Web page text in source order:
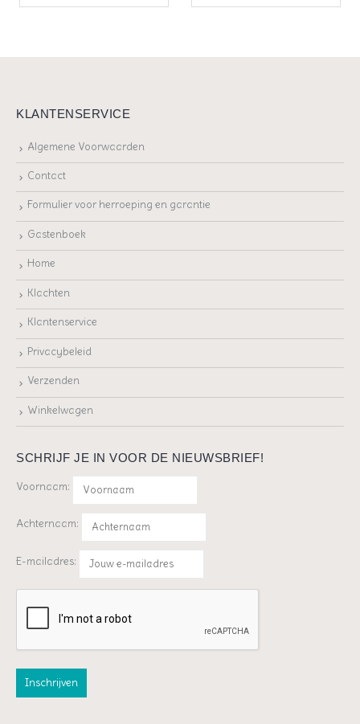
KLANTENSERVICE
Algemene Voorwaarden
Contact
Formulier voor herroeping en garantie
Gastenboek
Home
Klachten
Klantenservice
Privacybeleid
Verzenden
Winkelwagen
SCHRIJF JE IN VOOR DE NIEUWSBRIEF!
Voornaam:
Achternaam:
E-mailadres: